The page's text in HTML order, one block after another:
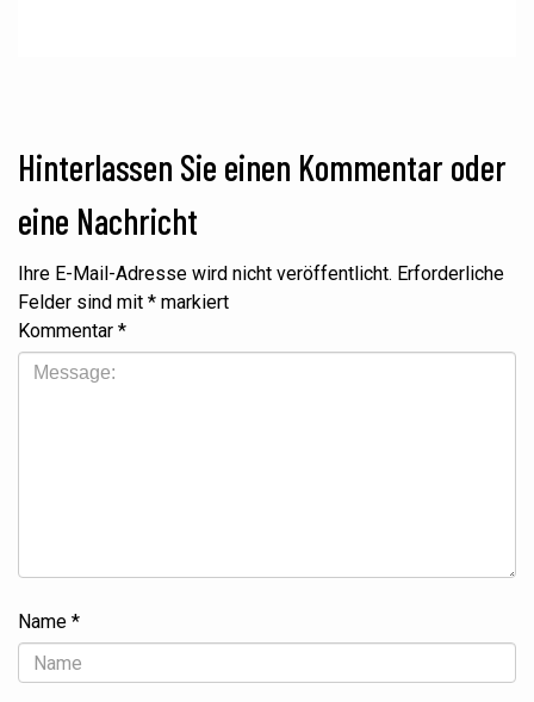
Hinterlassen Sie einen Kommentar oder
eine Nachricht
Ihre E-Mail-Adresse wird nicht veröffentlicht. Erforderliche
Felder sind mit * markiert
Kommentar *
Name *